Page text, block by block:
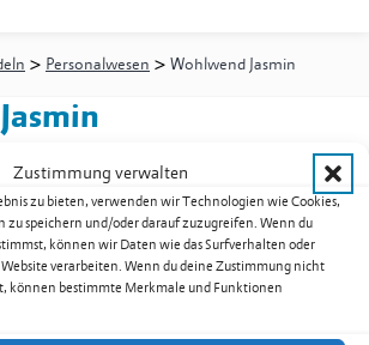
Zustimmung verwalten
zu bieten, verwenden wir Technologien wie Cookies,
speichern und/oder darauf zuzugreifen. Wenn du
können wir Daten wie das Surfverhalten oder
verarbeiten. Wenn du deine Zustimmung nicht
können bestimmte Merkmale und Funktionen
> Personalwesen > Wohlwend Jasmin
Waldkindergarten
& Kontakte